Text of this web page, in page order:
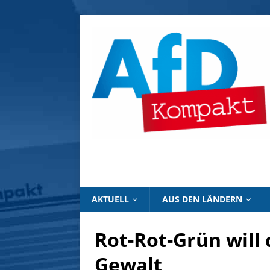
AKTUELL AUS DEN LÄNDERN
Rot-Rot-Grün will
Gewalt